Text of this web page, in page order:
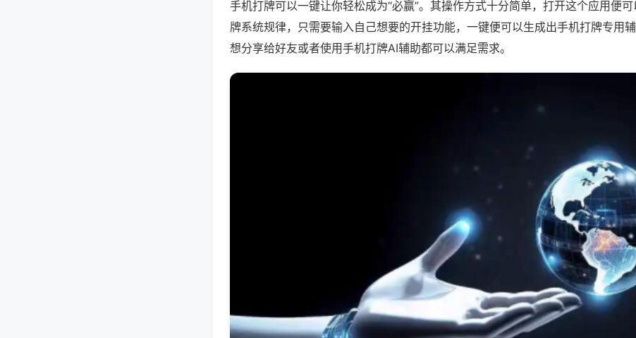
手机打牌可以一键让你轻松成为“必赢”。其操作方式十分简单，打开这个应用便
牌系统规律，只需要输入自己想要的开挂功能，一键便可以生成出手机打牌专用
想分享给好友或者使用手机打牌AI辅助都可以满足需求。